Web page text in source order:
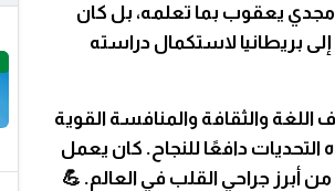
مجدي يعقوب بما تعلمه، بل كان
بريطانيا لاستكمال دراسته
اللغة والثقافة والمنافسة القوية
دافعًا للنجاح. كان يعمل
أبرز جراحي القلب في العالم. 💪